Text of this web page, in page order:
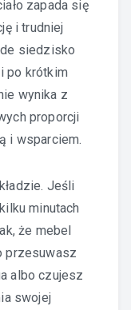
zapada się
i trudniej
siedzisko
po krótkim
wynika z
proporcji
i wsparciem.
Jeśli
minutach
że mebel
przesuwasz
albo czujesz
swojej